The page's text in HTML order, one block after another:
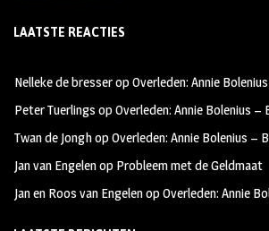
b
oo
k
ag
m
tt
LAATSTE REACTIES
Nelleke de bresseropOverleden: Annie
Peter Tuerlings opOverleden: Annie Bolenius –
Twan de JonghopOverleden: Annie Bolenius –
Jan van Engelenop Probleem met de Geldmaat
Jan en Roos van EngelenopOverleden: Annie